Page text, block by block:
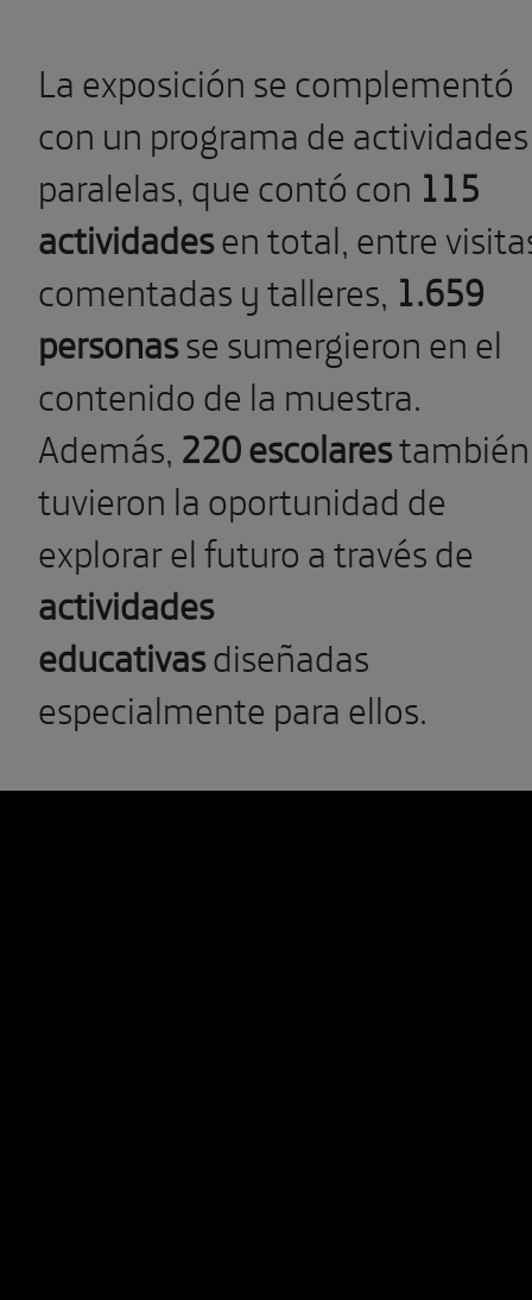
La exposición se complementó
con un programa de actividades
paralelas, que contó con 115
actividadesen total, entre
comentadas y talleres, 1.659
personasse sumergieron en el
contenido de la muestra.
Además, 220 escolarestambién
tuvieron la oportunidad de
explorar el futuro a través de
actividades
educativasdiseñadas
especialmente para ellos.